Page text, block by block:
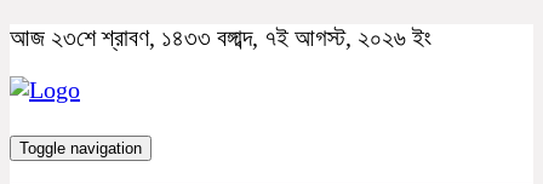
আজ ২৩শে শ্রাবণ, ১৪৩৩ বঙ্গাব্দ, ৭ই আগস্ট, ২০২৬ ইং
Toggle navigation